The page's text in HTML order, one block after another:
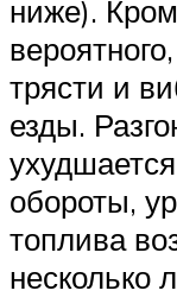
ниже).
трясти и
езды.
обороты,
топлива
несколько